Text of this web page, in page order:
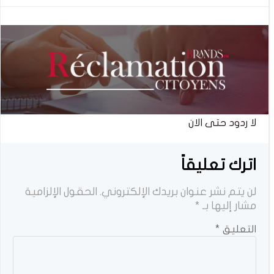
لا ردود حتى الان
اترك تعليقاً
لن يتم نشر عنوان بريدك الإلكتروني. الحقول الإلزامية
مشار إليها بـ *
التعليق *